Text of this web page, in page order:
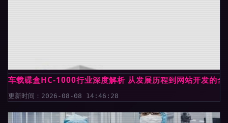
车载碟盒HC-1000行业深度解析 从发展历程到网站开发的全
更新时间：2026-08-08 14:46:28